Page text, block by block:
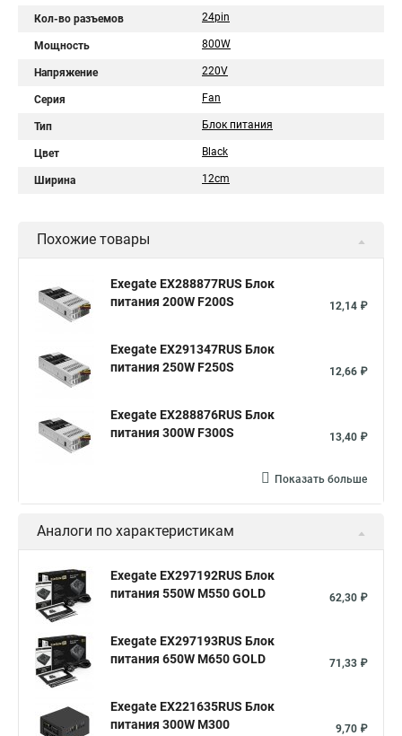
Кол-во разъемов 24pin
Мощность 800W
Напряжение 220V
Серия Fan
Тип Блок питания
Цвет Black
Ширина 12cm
Похожие товары
Exegate EX288877RUS Блок
питания 200W F200S
12,14 ₽
Exegate EX291347RUS Блок
питания 250W F250S
12,66 ₽
Exegate EX288876RUS Блок
питания 300W F300S
13,40 ₽
Показать больше
Аналоги по характеристикам
Exegate EX297192RUS Блок
питания 550W M550 GOLD
62,30 ₽
Exegate EX297193RUS Блок
питания 650W M650 GOLD
71,33 ₽
Exegate EX221635RUS Блок
питания 300W M300
9,70 ₽